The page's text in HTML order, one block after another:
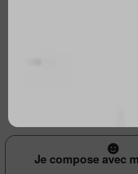
Je compose avec